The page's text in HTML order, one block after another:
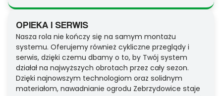
OPIEKA I SERWIS
Nasza rola nie kończy się na samym montażu
systemu. Oferujemy również cykliczne przeglądy i
serwis, dzięki czemu dbamy o to, by Twój system
działał na najwyższych obrotach przez cały sezon.
Dzięki najnowszym technologiom oraz solidnym
materiałom, nawadnianie ogrodu Zebrzydowice staje